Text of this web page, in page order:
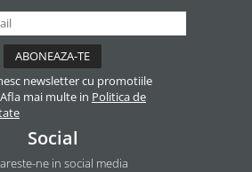
newsletter cu promotiile
mai multe in Politica de
Social
ne in social media